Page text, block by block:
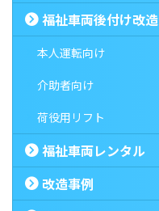
福祉車両後付け改造
本人運転向け
介助者向け
荷役用リフト
福祉車両レンタル
改造事例